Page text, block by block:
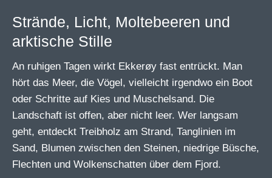
Strände, Licht, Moltebeeren und
arktische Stille
An ruhigen Tagen wirkt Ekkerøy fast entrückt. Man
hört das Meer, die Vögel, vielleicht irgendwo ein Boot
oder Schritte auf Kies und Muschelsand. Die
Landschaft ist offen, aber nicht leer. Wer langsam
geht, entdeckt Treibholz am Strand, Tanglinien im
Sand, Blumen zwischen den Steinen, niedrige Büsche,
Flechten und Wolkenschatten über dem Fjord.